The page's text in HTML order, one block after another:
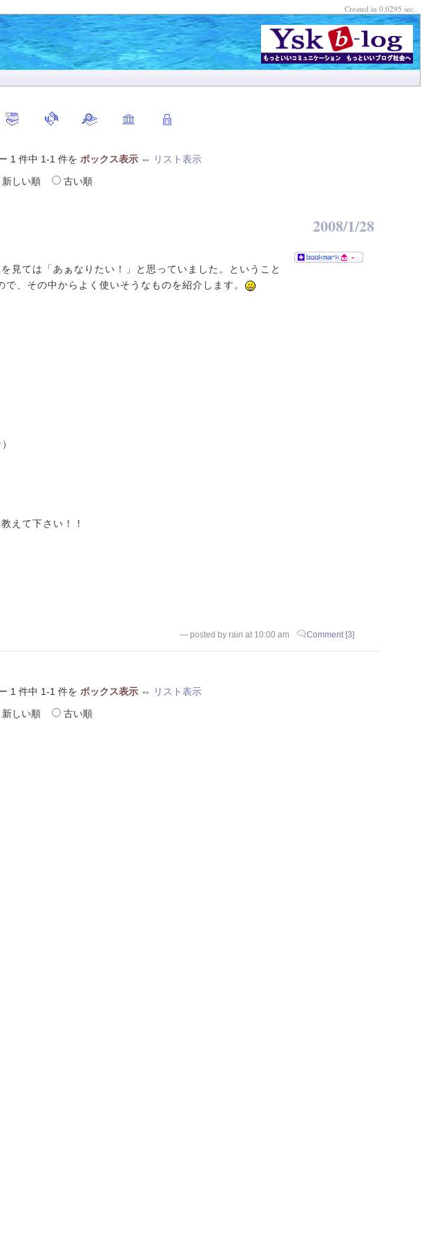
1 件中 1-1 件を ボックス表示⇔
リスト表示
新しい順
古い順
2008/1/28
-
見ては「あぁなりたい！」と思っていました。ということ
、その中からよく使いそうなものを紹介します。
えて下さい！！
— posted by rain at 10:00 am Comment [3]
1 件中 1-1 件を ボックス表示⇔
リスト表示
新しい順
古い順
Created in 0.0295 sec.